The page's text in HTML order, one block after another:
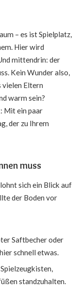
– es ist Spielplatz,
Hier wird
mittendrin: der
Kein Wunder also,
vielen Eltern
warm sein?
Mit ein paar
der zu Ihrem
muss
sich ein Blick auf
der Boden vor
Saftbecher oder
schnell etwas.
standzuhalten.